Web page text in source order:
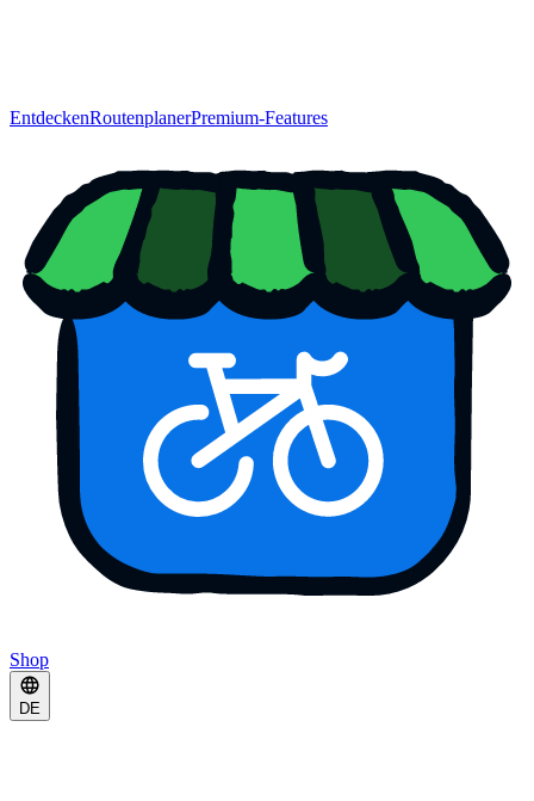
EntdeckenRoutenplanerPremium-Features
Shop
DE